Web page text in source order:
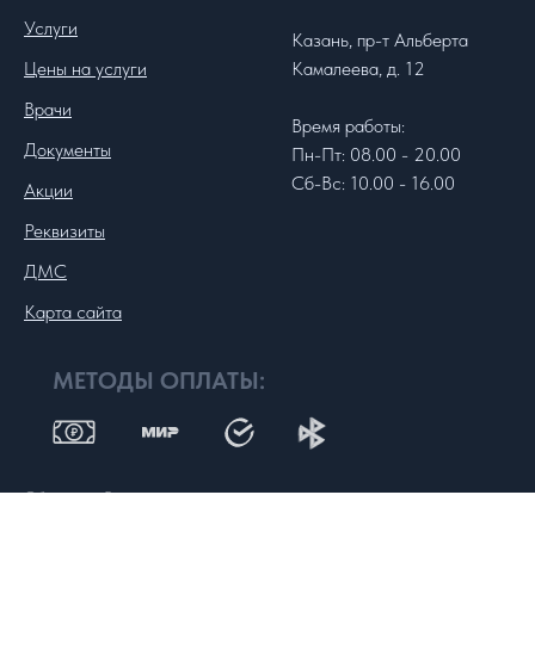
Услуги
Цены на услуги
Врачи
Документы
Акции
Реквизиты
ДМС
Карта сайта
Казань, пр-т Альберта
Камалеева, д. 12
Время работы:
Пн-Пт: 08.00 - 20.00
Сб-Вс: 10.00 - 16.00
МЕТОДЫ ОПЛАТЫ:
Обращаем Ваше внимание на то, что вся представленная на сайте